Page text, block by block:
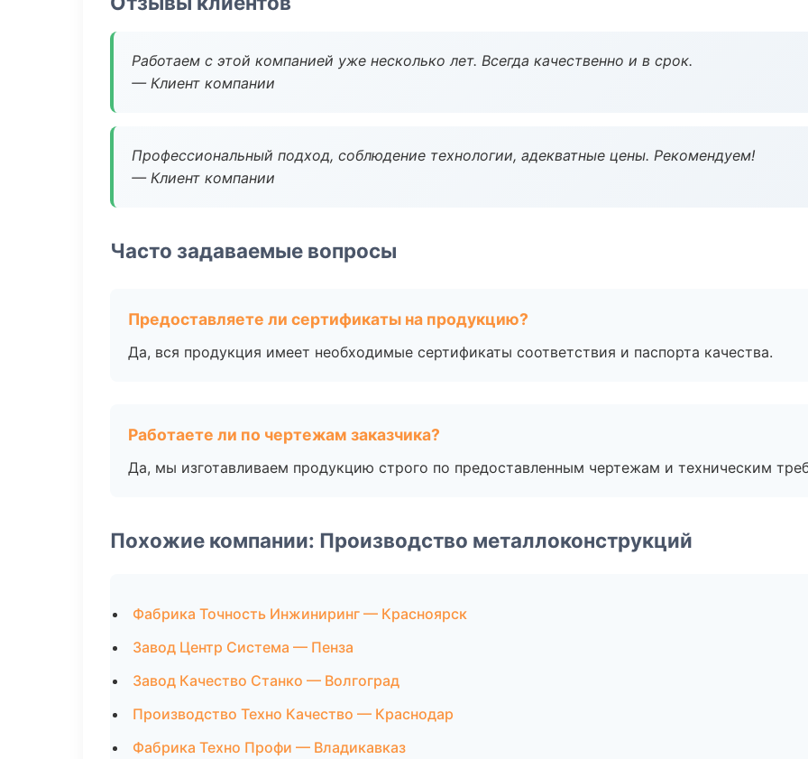
Работаем с этой компанией уже несколько лет. Всегда качественно и в срок.
— Клиент компании
Профессиональный подход, соблюдение технологии, адекватные цены. Рекомендуем!
— Клиент компании
Часто задаваемые вопросы
Предоставляете ли сертификаты на продукцию?
Да, вся продукция имеет необходимые сертификаты соответствия и паспорта качества.
Работаете ли по чертежам заказчика?
Да, мы изготавливаем продукцию строго по предоставленным чертежам и техническим
Похожие компании: Производство металлоконструкций
Фабрика Точность Инжиниринг — Красноярск
Завод Центр Система — Пенза
Завод Качество Станко — Волгоград
Производство Техно Качество — Краснодар
Фабрика Техно Профи — Владикавказ